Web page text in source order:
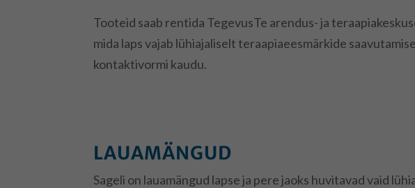
Tooteid saab rentida TegevusTe arendus- ja
mida laps vajab lühiajaliselt teraapiaeesmärkide
kontaktivormi kaudu.
LAUAMÄNGUD
Sageli on lauamängud lapse ja pere jaoks huvitavad vaid